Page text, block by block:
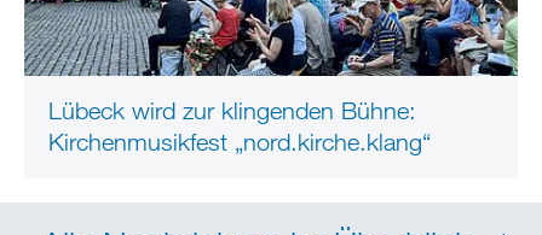
Lübeck wird zur klingenden Bühne:
Kirchenmusikfest „nord.kirche.klang“